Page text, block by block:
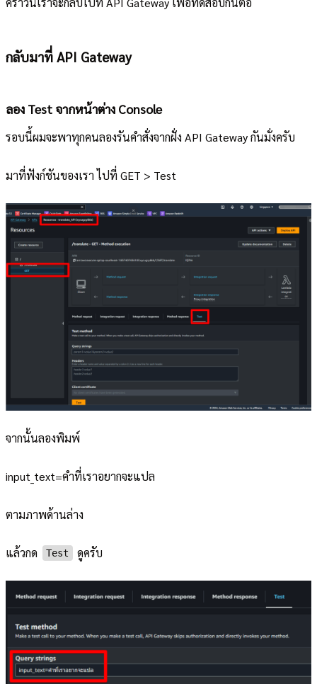
กลับมาที่ API Gateway
ลอง Test จากหน้าต่าง Console
รอบนี้ผมจะพาทุกคนลองรันคำสั่งจากฝั่ง API Gateway กันมั่งครับ
มาที่ฟังก์ชันของเรา ไปที่ GET > Test
จากนั้นลองพิมพ์
input_text=คำที่เราอยากจะแปล
ตามภาพด้านล่าง
แล้วกด Test ดูครับ